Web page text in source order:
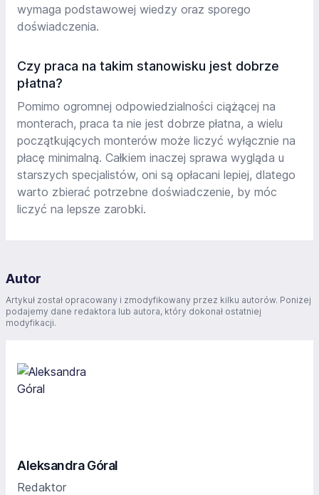
wymaga podstawowej wiedzy oraz sporego
doświadczenia.
Czy praca na takim stanowisku jest dobrze
płatna?
Pomimo ogromnej odpowiedzialności ciążącej na
monterach, praca ta nie jest dobrze płatna, a wielu
początkujących monterów może liczyć wyłącznie na
płacę minimalną. Całkiem inaczej sprawa wygląda u
starszych specjalistów, oni są opłacani lepiej, dlatego
warto zbierać potrzebne doświadczenie, by móc
liczyć na lepsze zarobki.
Autor
Artykuł został opracowany i zmodyfikowany przez kilku autorów. Poniżej
podajemy dane redaktora lub autora, który dokonał ostatniej
modyfikacji.
Aleksandra Góral
Redaktor